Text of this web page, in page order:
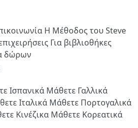
Η Μέθοδος του Steve
Για βιβλιοθήκες
δώρων
Ισπανικά Μάθετε Γαλλικά
Ιταλικά Μάθετε Πορτογαλικά
Κινέζικα Μάθετε Κορεατικά